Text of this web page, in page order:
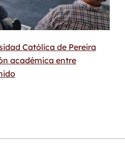
Católica de Pereira
académica entre